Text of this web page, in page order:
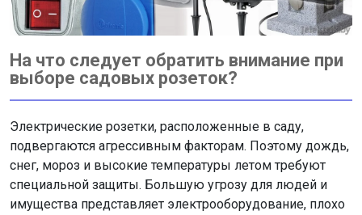
На что следует обратить внимание при
выборе садовых розеток?
Электрические розетки, расположенные в саду,
подвергаются агрессивным факторам. Поэтому дождь,
снег, мороз и высокие температуры летом требуют
специальной защиты. Большую угрозу для людей и
имущества представляет электрооборудование, плохо